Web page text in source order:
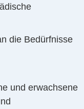
die Bedürfnisse
und erwachsene